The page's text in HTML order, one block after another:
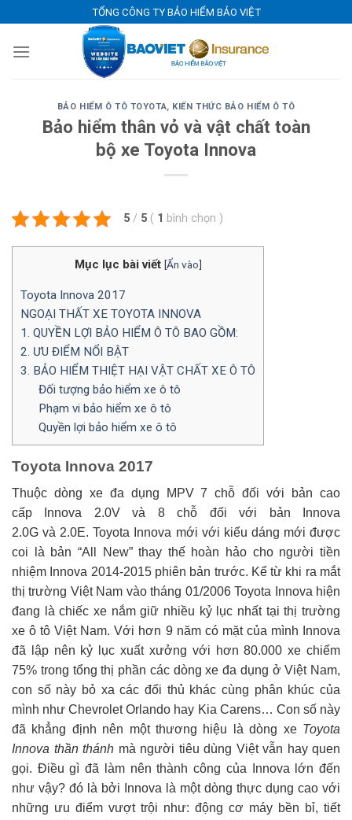
to
content
TỔNG CÔNG TY BẢO HIỂM BẢO VIỆT
BẢO HIỂM Ô TÔ TOYOTA, KIẾN THỨC BẢO HIỂM Ô TÔ
Bảo hiểm thân vỏ và vật chất toàn
bộ xe Toyota Innova
5 / 5 ( 1 bình chọn )
Mục lục bài viết [Ẩn vào]
Toyota Innova 2017
NGOẠI THẤT XE TOYOTA INNOVA
1. QUYỀN LỢI BẢO HIỂM Ô TÔ BAO GỒM:
2. ƯU ĐIỂM NỔI BẬT
3. BẢO HIỂM THIỆT HẠI VẬT CHẤT XE Ô TÔ
Đối tượng bảo hiểm xe ô tô
Phạm vi bảo hiểm xe ô tô
Quyền lợi bảo hiểm xe ô tô
Toyota Innova 2017
Thuộc dòng xe đa dụng MPV 7 chỗ đối với bản cao
cấp Innova 2.0V và 8 chỗ đối với bản Innova
2.0G và 2.0E. Toyota Innova mới với kiểu dáng mới được
coi là bản
All New thay thế hoàn hảo cho người tiền
nhiệm Innova 2014-2015 phiên bản trước. Kể từ khi ra mắt
thị trường Việt Nam vào tháng 01/2006 Toyota Innova hiện
đang là chiếc xe nắm giữ nhiều kỷ lục nhất tại thị trường
xe ô tô Việt Nam. Với hơn 9 năm có mặt của mình Innova
đã lập nên kỷ lục xuất xưởng với hơn 80.000 xe chiếm
75% trong tổng thị phần các dòng xe đa dụng ở Việt Nam,
con số này bỏ xa các đối thủ khác cùng phân khúc của
mình như Chevrolet Orlando hay Kia Carens… Con số này
đã khẳng định nên một thương hiệu là dòng xe Toyota
Innova thần thánh mà người tiêu dùng Việt vẫn hay quen
gọi. Điều gì đã làm nên thành công của Innova lớn đến
như vậy? đó là bởi Innova là một dòng thực dụng cao với
những ưu điểm vượt trội như: động cơ máy bền bỉ, tiết